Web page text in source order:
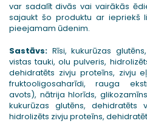
var sadalīt divās vai vairākās
sajaukt šo produktu ar iepriekš
pieejamam ūdenim.
Sastāvs: Rīsi, kukurūzas
vistas tauki, olu pulveris,
dehidratēts zivju proteīns, zivju
fruktooligosaharīdi, rauga
avots), nātrija hlorīds,
kukurūzas glutēns, dehidratēts
hidrolizēts zivju proteīns,